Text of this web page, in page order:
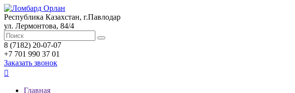
Республика Казахстан, г.Павлодар
ул. Лермонтова, 84/4
8 (7182) 20-07-07
+7 701 990 37 01
Заказать звонок

Главная